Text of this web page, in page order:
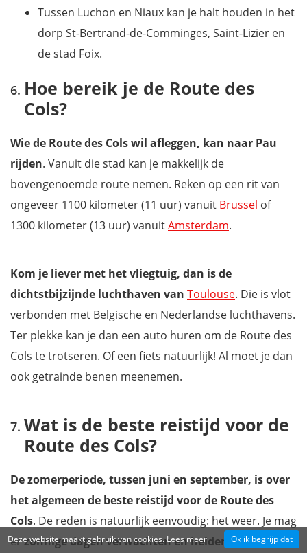
Tussen Luchon en Niaux kan je halt houden in het
dorp St-Bertrand-de-Comminges, Saint-Lizier en
de stad Foix.
Hoe bereik je de Route des
Cols?
Wie de Route des Cols wil afleggen, kan naar Pau
rijden. Vanuit die stad kan je makkelijk de
bovengenoemde route nemen. Reken op een rit van
ongeveer 1100 kilometer (11 uur) vanuit Brussel of
1300 kilometer (13 uur) vanuitAmsterdam.
Kom je liever met het vliegtuig, dan is de
dichtstbijzijnde luchthaven van Toulouse. Die is vlot
verbonden met Belgische en Nederlandse luchthavens.
Ter plekke kan je dan een auto huren om de Route des
Cols te trotseren. Of een fiets natuurlijk! Al moet je dan
ook getrainde benen meenemen.
Wat is de beste reistijd voor de
Route des Cols?
De zomerperiode, tussen juni en september, is over
het algemeen de beste reistijd voor de Route des
Cols. De reden is natuurlijk eenvoudig: het weer. Je mag
erzonnige dagen verwachten en helderblauwe
Deze website maakt gebruik van cookies.Lees meer Ok ik begrijp dat